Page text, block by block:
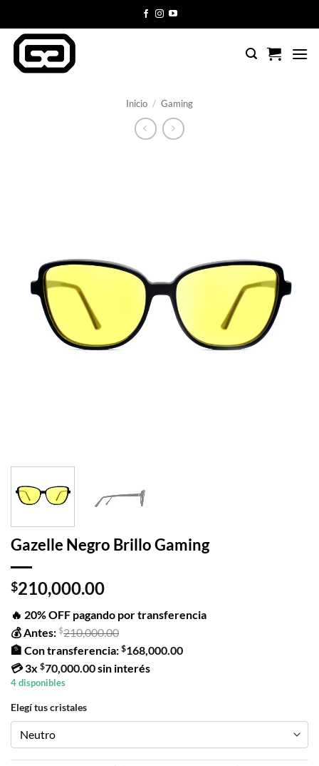
al
contenido
Inicio / Gaming
Gazelle Negro Brillo Gaming
$210,000.00
🔥 20% OFF pagando por transferencia
💰 Antes: $210,000.00
🏦 Con transferencia: $168,000.00
💳3x $70,000.00sin interés
4 disponibles
Elegí tus cristales